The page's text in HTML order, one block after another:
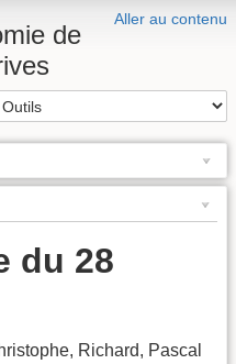
Aller au contenu
de
du 28
Richard, Pascal